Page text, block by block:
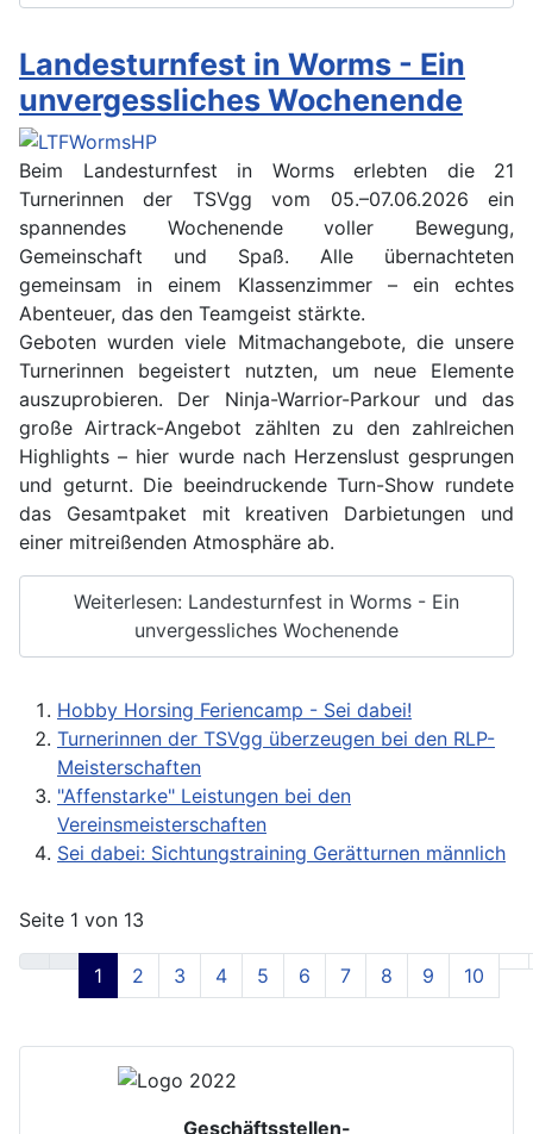
Geschäftsstellen-
Landesturnfest in Worms - Ein
unvergessliches Wochenende
Beim Landesturnfest in Worms erlebten die 21
Turnerinnen der TSVgg vom 05.–07.06.2026 ein
spannendes Wochenende voller Bewegung,
Gemeinschaft und Spaß. Alle übernachteten
gemeinsam in einem Klassenzimmer – ein echtes
Abenteuer, das den Teamgeist stärkte.
Geboten wurden viele Mitmachangebote, die unsere
Turnerinnen begeistert nutzten, um neue Elemente
auszuprobieren. Der Ninja-Warrior-Parkour und das
große Airtrack-Angebot zählten zu den zahlreichen
Highlights – hier wurde nach Herzenslust gesprungen
und geturnt. Die beeindruckende Turn-Show rundete
das Gesamtpaket mit kreativen Darbietungen und
einer mitreißenden Atmosphäre ab.
Weiterlesen: Landesturnfest in Worms - Ein
unvergessliches Wochenende
Hobby Horsing Feriencamp - Sei dabei!
Turnerinnen der TSVgg überzeugen bei den RLP-
Meisterschaften
"Affenstarke" Leistungen bei den
Vereinsmeisterschaften
Sei dabei: Sichtungstraining Gerätturnen männlich
Seite 1 von 13
1 2 3 4 5 6 7 8 9 10